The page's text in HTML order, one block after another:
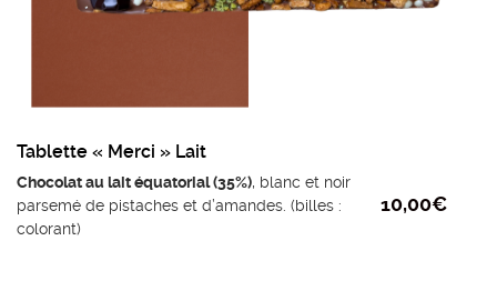
Tablette « Merci » Lait
Chocolat au lait équatorial (35%), blanc et noir
parsemé de pistaches et d’amandes. (billes :
colorant)
10,00€